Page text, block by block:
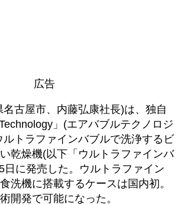
広告
名古屋市、内藤弘康社長)は、独自
」(エアバブルテクノロジ
トラファインバブルで洗浄するビ
乾燥機(以下「ウルトラファインバ
日に発売した。ウルトラファイン
洗機に搭載するケースは国内初。
開発で可能になった。